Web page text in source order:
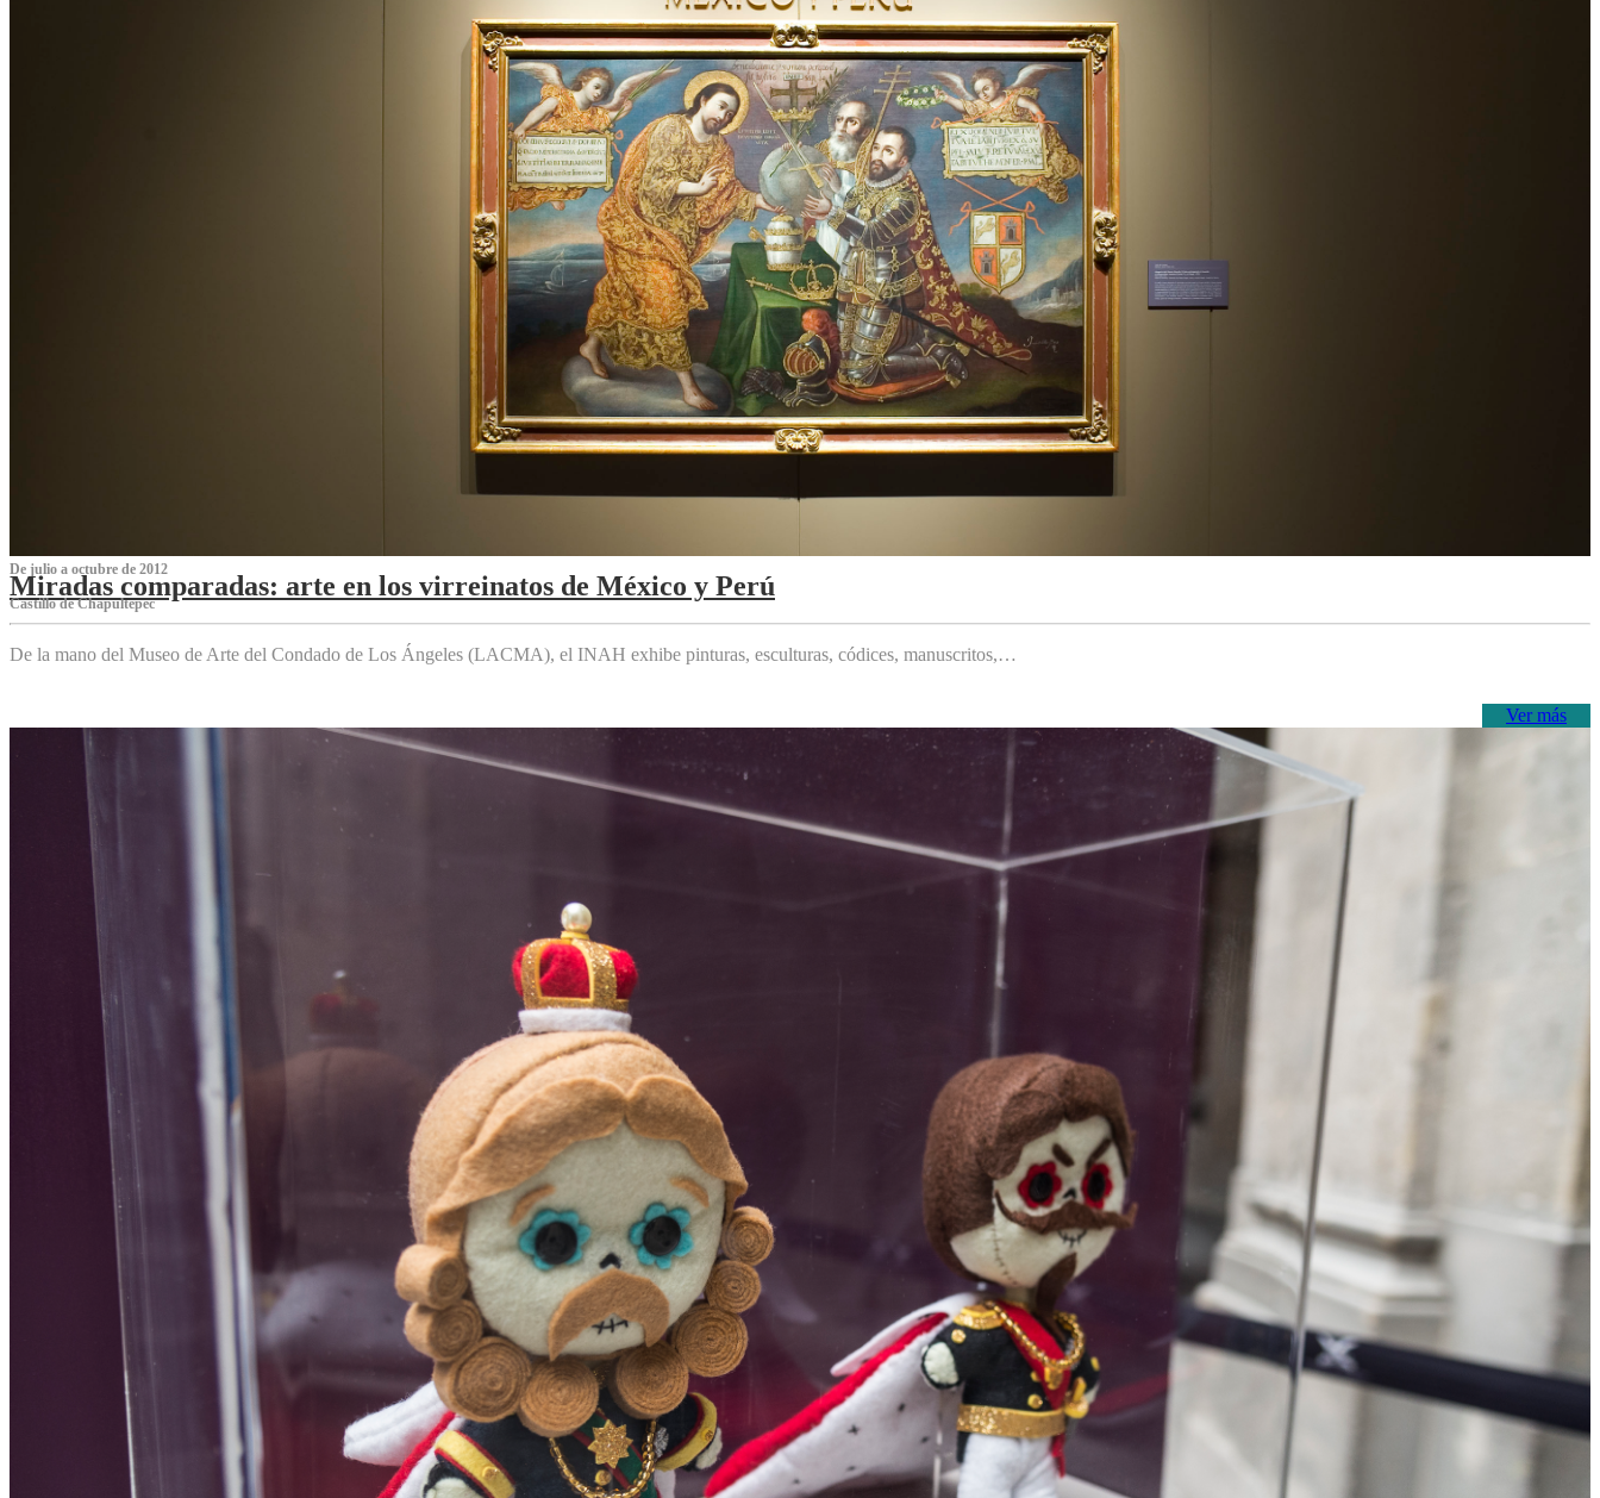
De julio a octubre de 2012
Miradas comparadas: arte en los virreinatos de México y Perú
Castillo de Chapultepec
De la mano del Museo de Arte del Condado de Los Ángeles (LACMA), el INAH exhibe pinturas, esculturas, códices, manuscritos,…
Ver más